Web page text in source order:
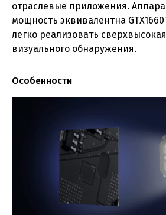
отраслевые приложения.
мощность эквивалентна
легко реализовать
визуального обнаружения.
Особенности